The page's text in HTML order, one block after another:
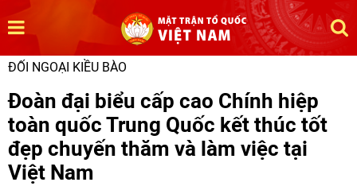
ĐỐI NGOẠI KIỀU BÀO
Đoàn đại biểu cấp cao Chính hiệp
toàn quốc Trung Quốc kết thúc tốt
đẹp chuyến thăm và làm việc tại
Việt Nam